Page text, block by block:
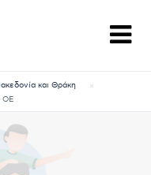
και Θράκη
ΟΕ